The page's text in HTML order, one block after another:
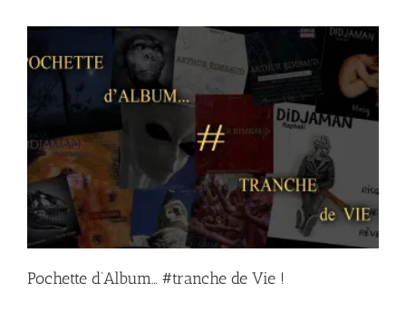
Pochette d’Album… #tranche de Vie !